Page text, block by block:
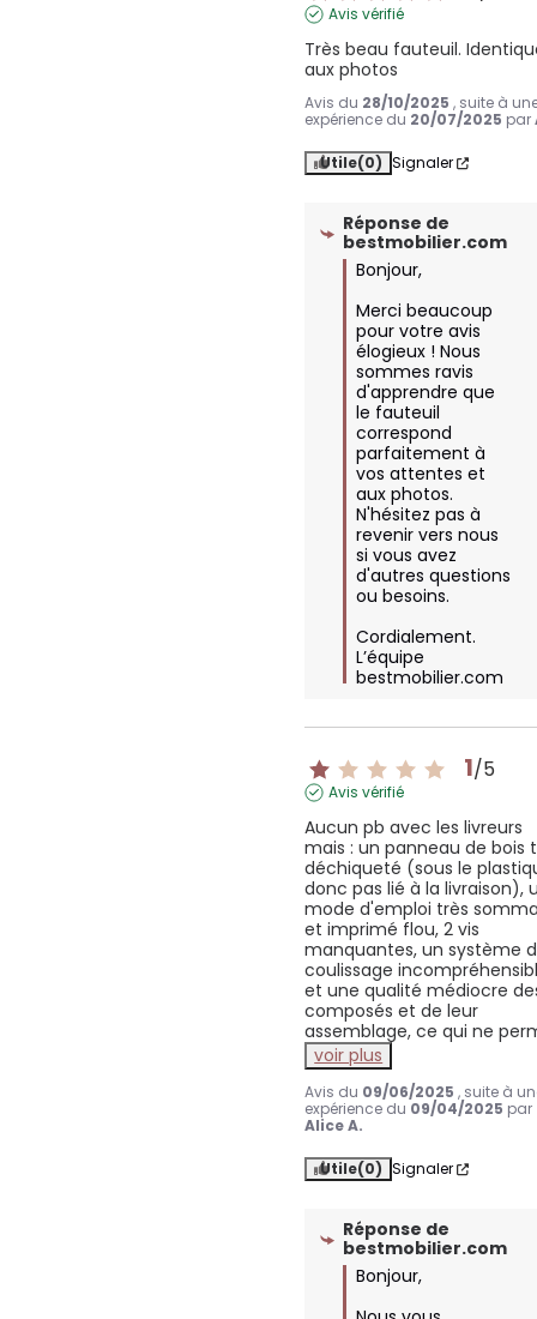
Avis vérifié
Très beau fauteuil.
aux photos
Avis du 28/10/2025 , suite à
expérience du 20/07/2025 par
Utile(0) Signaler
Réponse de
bestmobilier.com
Bonjour,
Merci beaucoup
pour votre avis
élogieux ! Nous
sommes ravis
d'apprendre que
le fauteuil
correspond
parfaitement à
vos attentes et
aux photos.
N'hésitez pas à
revenir vers nous
si vous avez
d'autres questions
ou besoins.
Cordialement.
L’équipe
bestmobilier.com
1/5
Avis vérifié
Aucun pb avec les livreurs
mais : un panneau de bois
déchiqueté (sous le
donc pas lié à la livraison),
mode d'emploi très
et imprimé flou, 2 vis
manquantes, un système
coulissage
et une qualité médiocre
composés et de leur
assemblage, ce qui ne
voir plus
Avis du 09/06/2025 , suite à
expérience du 09/04/2025 par
Alice A.
Utile(0) Signaler
Réponse de
bestmobilier.com
Bonjour,